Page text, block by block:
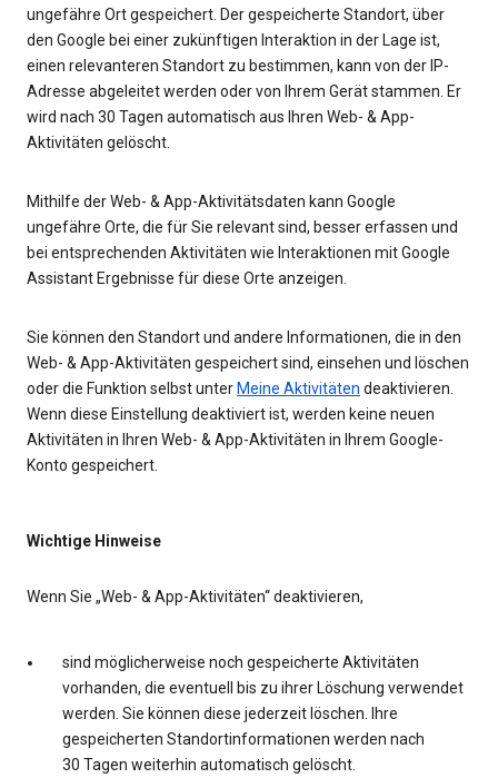
ungefähre Ort gespeichert. Der gespeicherte Standort, über
den Google bei einer zukünftigen Interaktion in der Lage ist,
einen relevanteren Standort zu bestimmen, kann von der IP-
Adresse abgeleitet werden oder von Ihrem Gerät stammen. Er
wird nach 30 Tagen automatisch aus Ihren Web- & App-
Aktivitäten gelöscht.
Mithilfe der Web- & App-Aktivitätsdaten kann Google
ungefähre Orte, die für Sie relevant sind, besser erfassen und
bei entsprechenden Aktivitäten wie Interaktionen mit Google
Assistant Ergebnisse für diese Orte anzeigen.
Sie können den Standort und andere Informationen, die in den
Web- & App-Aktivitäten gespeichert sind, einsehen und löschen
oder die Funktion selbst unter Meine Aktivitäten deaktivieren.
Wenn diese Einstellung deaktiviert ist, werden keine neuen
Aktivitäten in Ihren Web- & App-Aktivitäten in Ihrem Google-
Konto gespeichert.
Wichtige Hinweise
Wenn Sie „Web- & App-Aktivitäten“ deaktivieren,
sind möglicherweise noch gespeicherte Aktivitäten
vorhanden, die eventuell bis zu ihrer Löschung verwendet
werden. Sie können diese jederzeit löschen. Ihre
gespeicherten Standortinformationen werden nach
30 Tagen weiterhin automatisch gelöscht.